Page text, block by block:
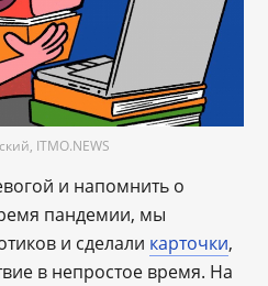
ITMO.NEWS
и напомнить о
пандемии, мы
и сделали карточки,
в непростое время. На